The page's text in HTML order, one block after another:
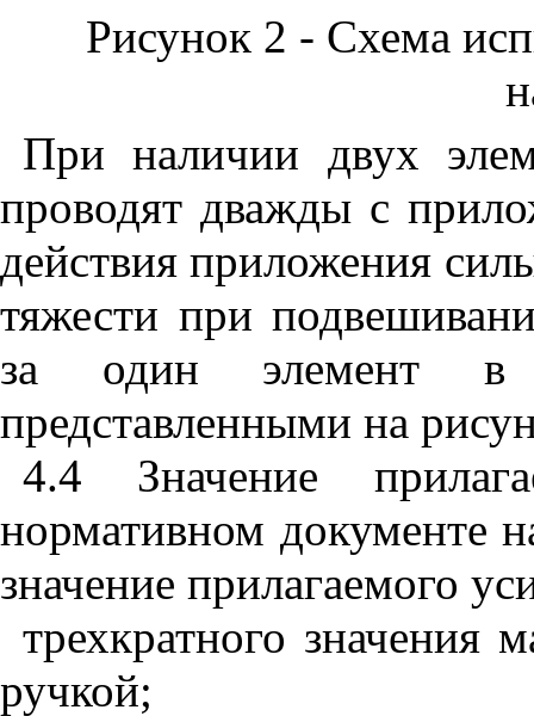
Рисунок 2 - Схема
При наличии двух
проводят дважды с
действия приложения
тяжести при
за один элемент в
представленными на
4.4 Значение
нормативном документе
значение прилагаемого
трехкратного значения
ручкой;